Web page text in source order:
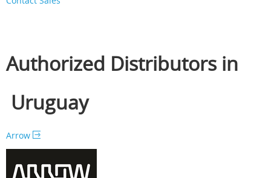
Authorized Distributors in
Uruguay
Arrow